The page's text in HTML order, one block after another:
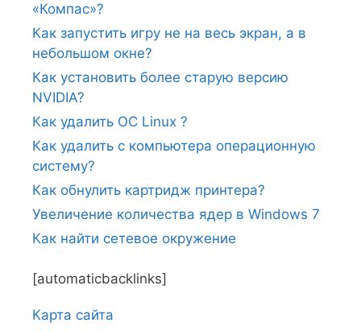
«Компас»?
Как запустить игру не на весь экран, а в
небольшом окне?
Как установить более старую версию
NVIDIA?
Как удалить ОС Linux ?
Как удалить с компьютера операционную
систему?
Как обнулить картридж принтера?
Увеличение количества ядер в Windows 7
Как найти сетевое окружение
[automaticbacklinks]
Карта сайтa